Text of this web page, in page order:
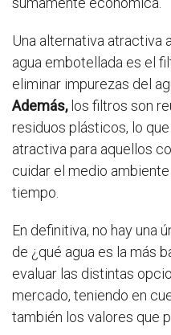
Una alternativa atractiva
agua embotellada es el
eliminar impurezas del
Además,los filtros son
residuos plásticos, lo
atractiva para aquellos
cuidar el medio
tiempo.
En definitiva, no hay una
de ¿qué agua es la más
evaluar las distintas
mercado, teniendo en
también los valores que